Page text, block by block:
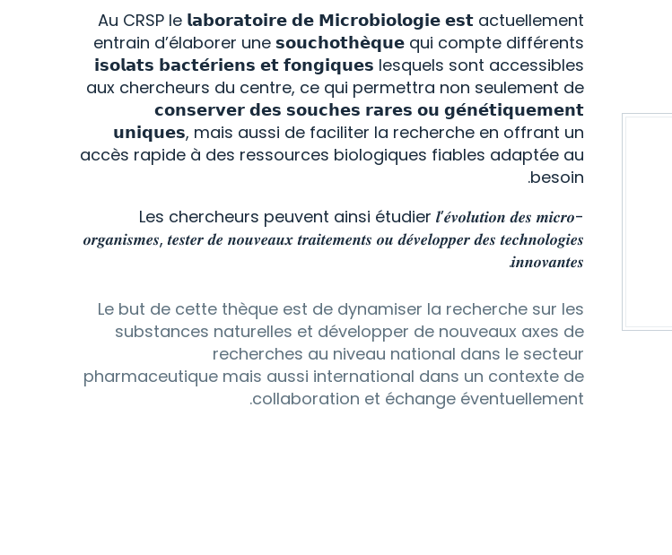
Au CRSP le 𝗹𝗮𝗯𝗼𝗿𝗮𝘁𝗼𝗶𝗿𝗲 𝗱𝗲 𝗠𝗶𝗰𝗿𝗼𝗯𝗶𝗼𝗹𝗼𝗴𝗶𝗲 𝗲𝘀𝘁 actuellement
entrain d’élaborer une 𝘀𝗼𝘂𝗰𝗵𝗼𝘁𝗵𝗲̀𝗾𝘂𝗲 qui compte différents
𝗶𝘀𝗼𝗹𝗮𝘁𝘀 𝗯𝗮𝗰𝘁𝗲́𝗿𝗶𝗲𝗻𝘀 𝗲𝘁 𝗳𝗼𝗻𝗴𝗶𝗾𝘂𝗲𝘀 lesquels sont accessibles
aux chercheurs du centre, ce qui permettra non seulement de
𝗰𝗼𝗻𝘀𝗲𝗿𝘃𝗲𝗿 𝗱𝗲𝘀 𝘀𝗼𝘂𝗰𝗵𝗲𝘀 𝗿𝗮𝗿𝗲𝘀 𝗼𝘂 𝗴𝗲́𝗻𝗲́𝘁𝗶𝗾𝘂𝗲𝗺𝗲𝗻𝘁
𝘂𝗻𝗶𝗾𝘂𝗲𝘀, mais aussi de faciliter la recherche en offrant un
accès rapide à des ressources biologiques fiables adaptée au
besoin.
Les chercheurs peuvent ainsi étudier 𝒍’𝒆́𝒗𝒐𝒍𝒖𝒕𝒊𝒐𝒏 𝒅𝒆𝒔 𝒎𝒊𝒄𝒓𝒐-
𝒐𝒓𝒈𝒂𝒏𝒊𝒔𝒎𝒆𝒔, 𝒕𝒆𝒔𝒕𝒆𝒓 𝒅𝒆 𝒏𝒐𝒖𝒗𝒆𝒂𝒖𝒙 𝒕𝒓𝒂𝒊𝒕𝒆𝒎𝒆𝒏𝒕𝒔 𝒐𝒖 𝒅𝒆́𝒗𝒆𝒍𝒐𝒑𝒑𝒆𝒓 𝒅𝒆𝒔 𝒕𝒆𝒄𝒉𝒏𝒐𝒍𝒐𝒈𝒊𝒆𝒔
𝒊𝒏𝒏𝒐𝒗𝒂𝒏𝒕𝒆𝒔.
Le but de cette thèque est de dynamiser la recherche sur les
substances naturelles et développer de nouveaux axes de
recherches au niveau national dans le secteur
pharmaceutique mais aussi international dans un contexte de
collaboration et échange éventuellement.